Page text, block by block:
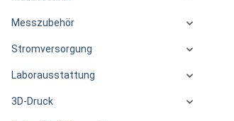
Messzubehör
Stromversorgung
Laborausstattung
3D-Druck